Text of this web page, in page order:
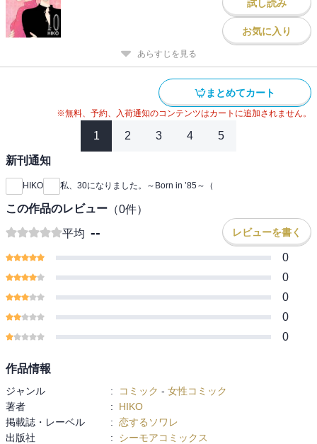
試し読み
お気に入り
あらすじを見る
まとめてカート
※無料、予約、入荷通知のコンテンツはカートに追加されません。
1 2 3 4 5
新刊通知
HIKO 私、30になりました。～Born in ’85～（
この作品のレビュー （0件）
平均 -- レビューを書く
0
0
0
0
0
作品情報
ジャンル : コミック - 女性コミック
著者
:
HIKO
掲載誌・レーベル
: 恋するソワレ
出版社
:
シーモアコミックス